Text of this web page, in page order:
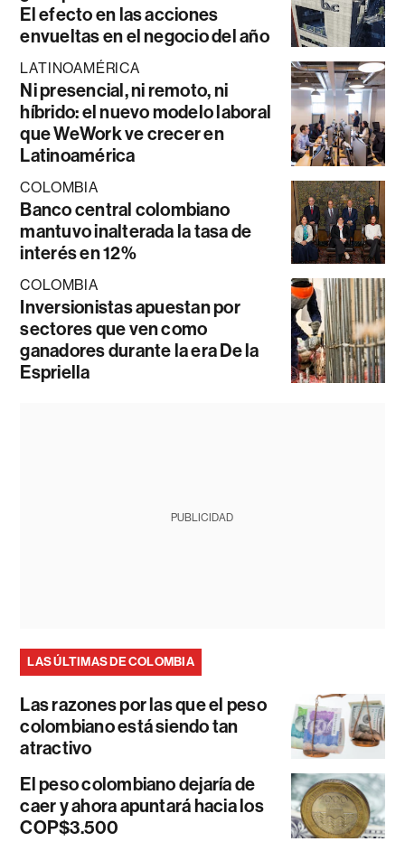
El efecto en las acciones
envueltas en el negocio del año
LATINOAMÉRICA
Ni presencial, ni remoto, ni
híbrido: el nuevo modelo laboral
que WeWork ve crecer en
Latinoamérica
COLOMBIA
Banco central colombiano
mantuvo inalterada la tasa de
interés en 12%
COLOMBIA
Inversionistas apuestan por
sectores que ven como
ganadores durante la era De la
Espriella
PUBLICIDAD
LAS ÚLTIMAS DE COLOMBIA
Las razones por las que el peso
colombiano está siendo tan
atractivo
El peso colombiano dejaría de
caer y ahora apuntará hacia los
COP$3.500